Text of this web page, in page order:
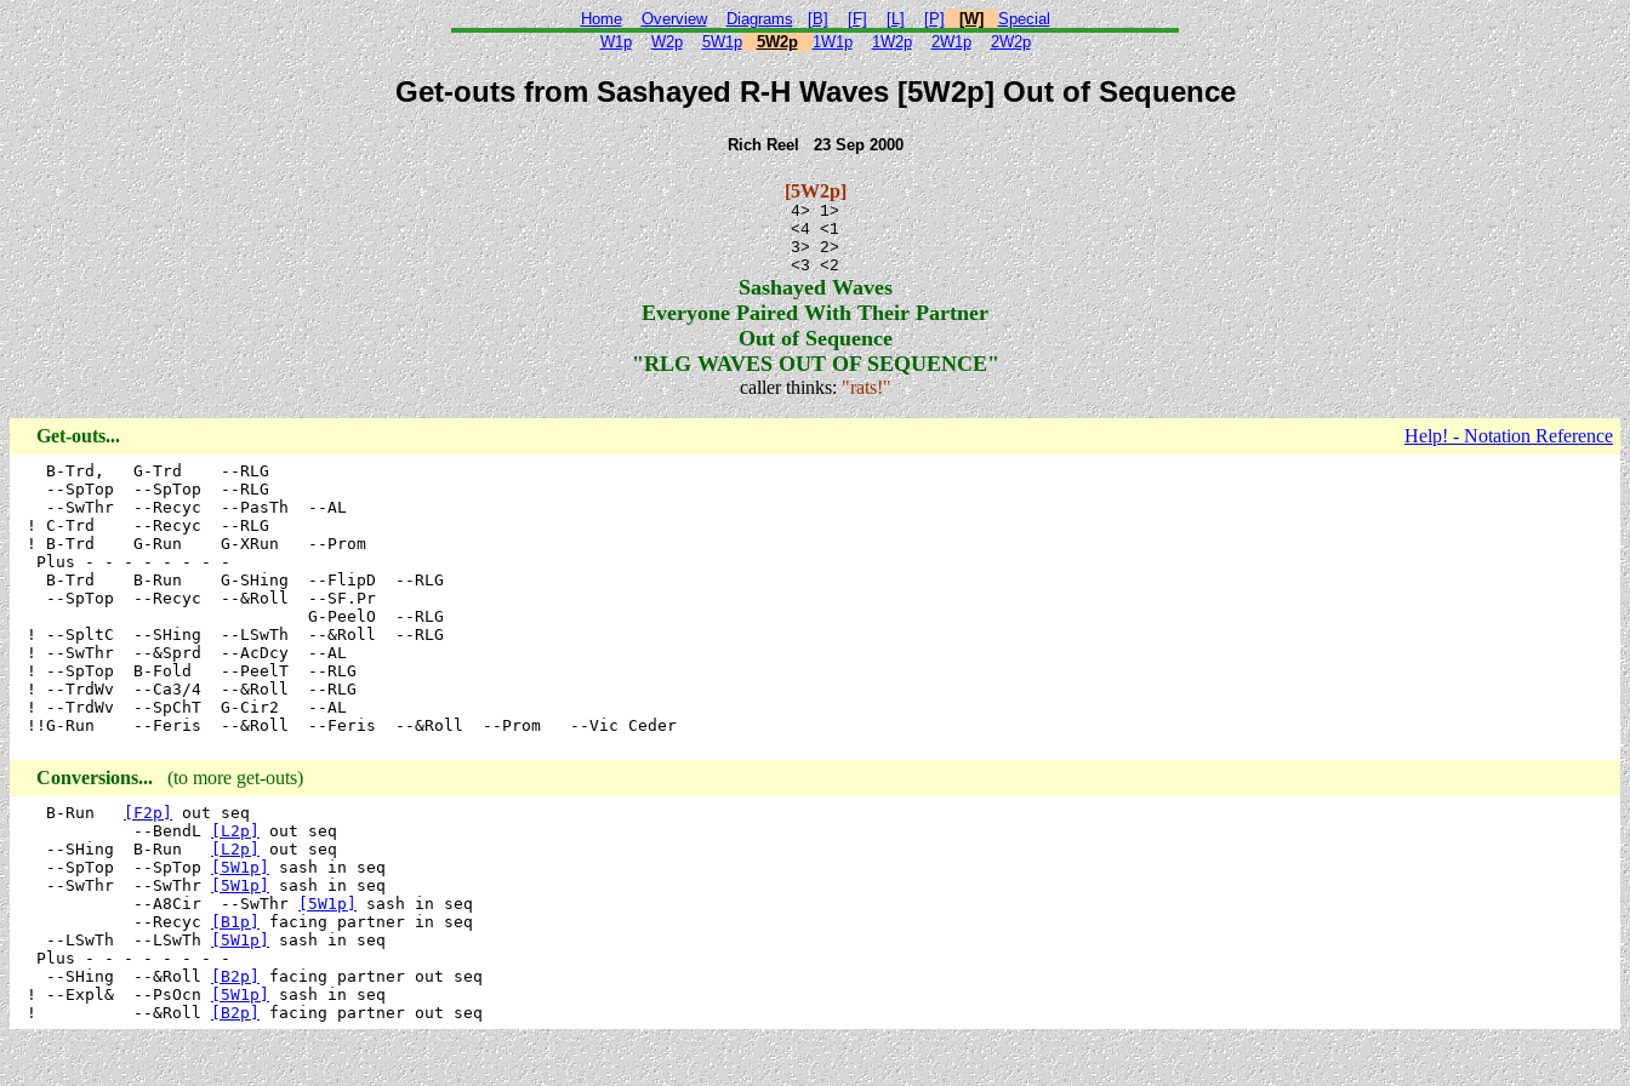
Home Overview Diagrams [B] [F] [L] [P] [W]
Special
W1p
W2p 5W1p 5W2p 1W1p 1W2p 2W1p 2W2p
Get-outs from Sashayed R-H Waves [5W2p] Out of Sequence
Rich Reel 23 Sep 2000
[5W2p]
4> 1>
<4 <1
3> 2>
<3 <2
Sashayed Waves
Everyone Paired With Their Partner
Out of Sequence
"RLG WAVES OUT OF SEQUENCE"
caller thinks:"rats!"
Get-outs... Help! - Notation Reference
   B-Trd,   G-Trd    --RLG
   --SpTop  --SpTop  --RLG
   --SwThr  --Recyc  --PasTh  --AL
! C-Trd    --Recyc  --RLG
! B-Trd    G-Run    G-XRun   --Prom
  Plus - - - - - - - -
   B-Trd    B-Run    G-SHing  --FlipD  --RLG
   --SpTop  --Recyc  --&Roll  --SF.Pr
                              G-PeelO  --RLG
! --SpltC  --SHing  --LSwTh  --&Roll  --RLG
! --SwThr  --&Sprd  --AcDcy  --AL
! --SpTop  B-Fold   --PeelT  --RLG
! --TrdWv  --Ca3/4  --&Roll  --RLG
! --TrdWv  --SpChT  G-Cir2   --AL
!!G-Run    --Feris  --&Roll  --Feris  --&Roll  --Prom   --Vic Ceder
Conversions... (to more get-outs)
   B-Run
[F2p]
out seq
            --BendL
[L2p]
out seq
   --SHing  B-Run
[L2p]
out seq
   --SpTop  --SpTop
[5W1p]
sash in seq
   --SwThr  --SwThr
[5W1p]
sash in seq
            --A8Cir  --SwThr
[5W1p]
sash in seq
            --Recyc
[B1p]
facing partner in seq
   --LSwTh  --LSwTh
[5W1p]
sash in seq
  Plus - - - - - - - -
   --SHing  --&Roll
[B2p]
facing partner out seq
! --Expl&  --PsOcn
[5W1p]
sash in seq
!          --&Roll
[B2p]